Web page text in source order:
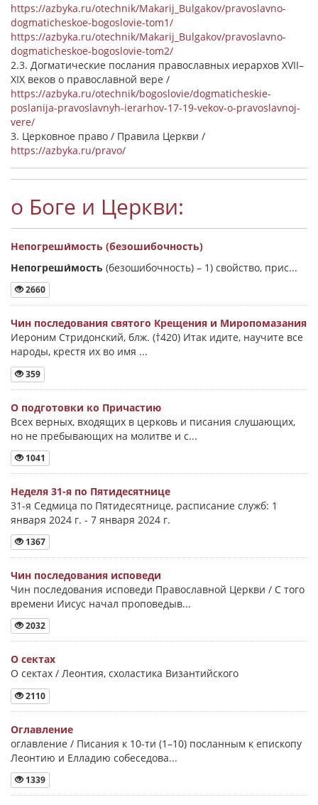
https://azbyka.ru/otechnik/Makarij_Bulgakov/pravoslavno-
dogmaticheskoe-bogoslovie-tom1/
https://azbyka.ru/otechnik/Makarij_Bulgakov/pravoslavno-
dogmaticheskoe-bogoslovie-tom2/
2.3. Догматические послания православных иерархов XVII–
XIX веков о православной вере /
https://azbyka.ru/otechnik/bogoslovie/dogmaticheskie-
poslanija-pravoslavnyh-ierarhov-17-19-vekov-o-pravoslavnoj-
vere/
3. Церковное право / Правила Церкви /
https://azbyka.ru/pravo/
о Боге и Церкви:
Непогреши́мость (безошибочность)
Непогреши́мость (безошибочность) – 1) свойство, прис...
2660
Чин последования святого Крещения и Миропомазания
Иероним Стридонский, блж. (†420) Итак идите, научите все
народы, крестя их во имя ...
359
О подготовки ко Причастию
Всех верных, входящих в церковь и писания слушающих,
но не пребывающих на молитве и с...
1041
Неделя 31-я по Пятидесятнице
31-я Седмица по Пятидесятнице, расписание служб: 1
января 2024 г. - 7 января 2024 г.
1367
Чин последования исповеди
Чин последования исповеди Православной Церкви / С того
времени Иисус начал проповедыв...
2032
О сектах
О сектах / Леонтия, схоластика Византийского
2110
Оглавление
оглавление / Писания к 10-ти (1–10) посланным к епископу
Леонтию и Елладию собеседова...
1339